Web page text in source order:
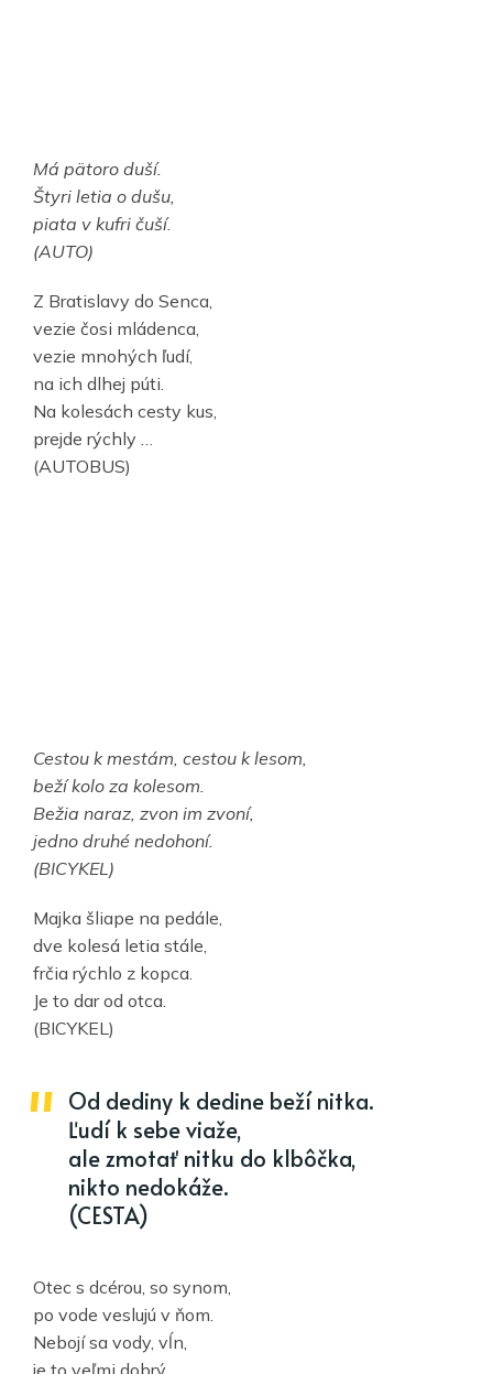
Má pätoro duší.
Štyri letia o dušu,
piata v kufri čuší.
(AUTO)
Z Bratislavy do Senca,
vezie čosi mládenca,
vezie mnohých ľudí,
na ich dlhej púti.
Na kolesách cesty kus,
prejde rýchly …
(AUTOBUS)
Cestou k mestám, cestou k lesom,
beží kolo za kolesom.
Bežia naraz, zvon im zvoní,
jedno druhé nedohoní.
(BICYKEL)
Majka šliape na pedále,
dve kolesá letia stále,
frčia rýchlo z kopca.
Je to dar od otca.
(BICYKEL)
Od dediny k dedine beží nitka.
Ľudí k sebe viaže,
ale zmotať nitku do klbôčka,
nikto nedokáže.
(CESTA)
Otec s dcérou, so synom,
po vode veslujú v ňom.
Nebojí sa vody, vĺn,